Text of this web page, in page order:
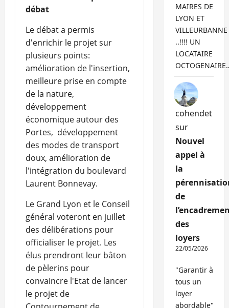
débat
Le débat a permis
d'enrichir le projet sur
plusieurs points:
amélioration de l'insertion,
meilleure prise en compte
de la nature,
développement
économique autour des
Portes, développement
des modes de transport
doux, amélioration de
l'intégration du boulevard
Laurent Bonnevay.
Le Grand Lyon et le Conseil
général voteront en juillet
des délibérations pour
officialiser le projet. Les
élus prendront leur bâton
de pèlerins pour
convaincre l'Etat de lancer
le projet de
MAIRES DE
LYON ET
VILLEURBANNE
..!!!! UN
LOCATAIRE
cohendet
sur
Nouvel
appel à
la
de
des
loyers
22/05/2026
"Garantir à
tous un
loyer
abordable"